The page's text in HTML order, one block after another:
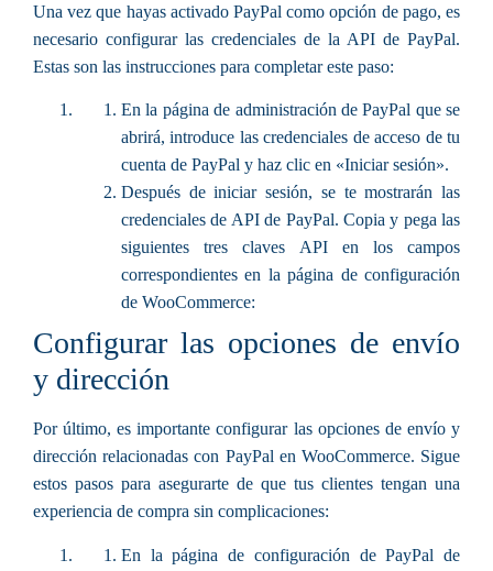
Una vez que hayas activado PayPal como opción de pago, es
necesario configurar las credenciales de la API de PayPal.
Estas son las instrucciones para completar este paso:
En la página de administración de PayPal que se
abrirá, introduce las credenciales de acceso de tu
cuenta de PayPal y haz clic en «Iniciar sesión».
Después de iniciar sesión, se te mostrarán las
credenciales de API de PayPal. Copia y pega las
siguientes tres claves API en los campos
correspondientes en la página de configuración
de WooCommerce:
Configurar las opciones de envío
y dirección
Por último, es importante configurar las opciones de envío y
dirección relacionadas con PayPal en WooCommerce. Sigue
estos pasos para asegurarte de que tus clientes tengan una
experiencia de compra sin complicaciones:
En la página de configuración de PayPal de